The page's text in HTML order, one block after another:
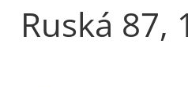
Ruská 87,